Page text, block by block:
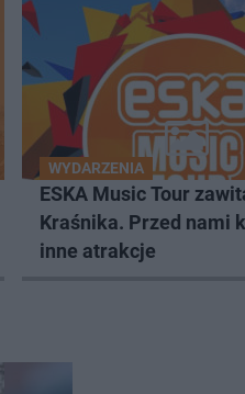
WYDARZENIA
ESKA Music Tour
Kraśnika. Przed nami
inne atrakcje